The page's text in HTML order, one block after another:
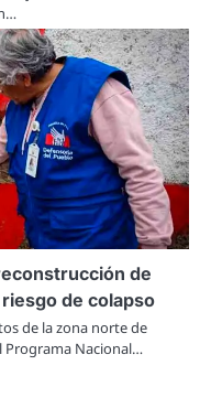
de
de colapso
de la zona norte de
Programa Nacional…